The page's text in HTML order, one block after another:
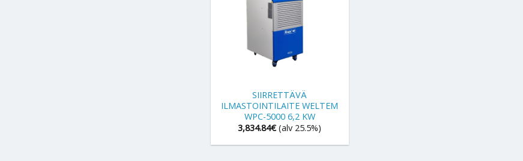
SIIRRETTÄVÄ
ILMASTOINTILAITE WELTEM
WPC-5000 6,2 KW
3,834.84€ (alv 25.5%)